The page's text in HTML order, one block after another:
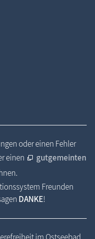
oder einen Fehler
einen
gutgemeinten
Freunden
DANKE!